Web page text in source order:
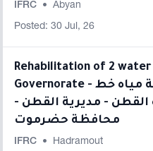
IFRC • Abyan
Posted: 30 Jul, 26
Rehabilitation of 2
Governorate - تأهيل مشروع شبكة مياه خط
- مديرية القطن -
محافظة حضرموت
IFRC • Hadramout